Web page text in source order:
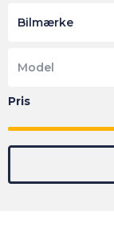
Bilmærke
Model